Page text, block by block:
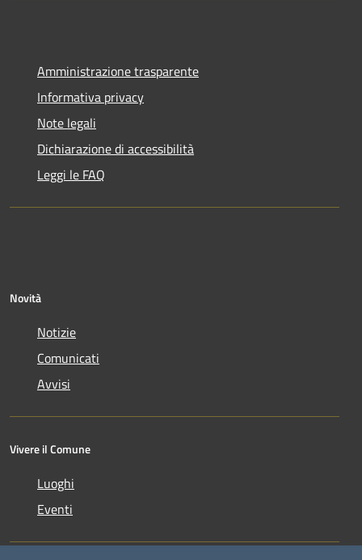
Amministrazione trasparente
Informativa privacy
Note legali
Dichiarazione di accessibilità
Leggi le FAQ
Novità
Notizie
Comunicati
Avvisi
Vivere il Comune
Luoghi
Eventi